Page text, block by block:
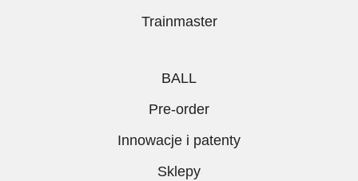
Trainmaster
BALL
Pre-order
Innowacje i patenty
Sklepy